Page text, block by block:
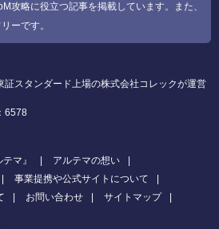
攻略に役立つ記事を掲載しています。また、
ーです。
証スタンダード上場の株式会社コレックが運営
6578
マ』
アルテマの想い
事業提携や公式サイトについて
お問い合わせ
サイトマップ